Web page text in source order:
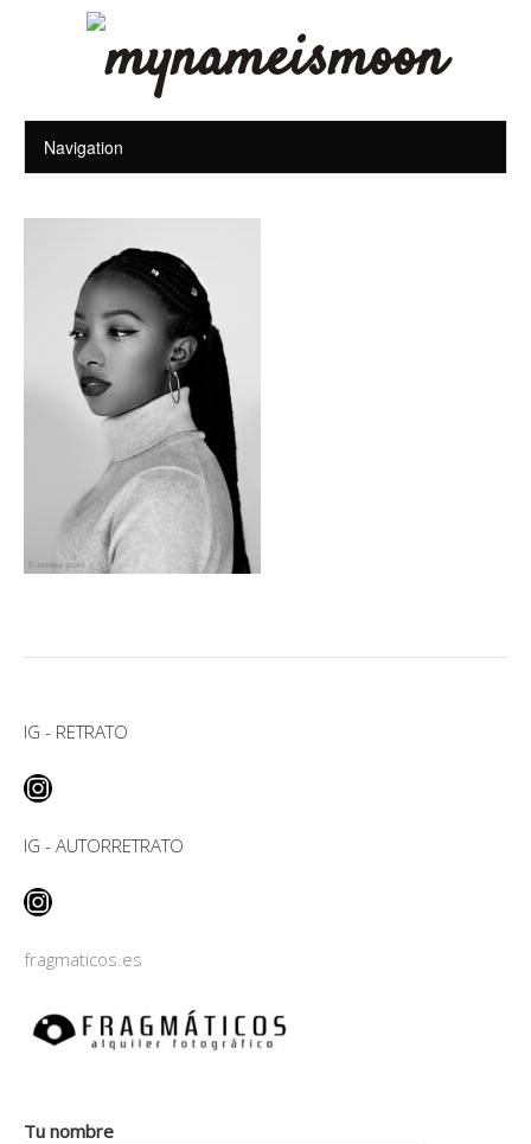
IG - RETRATO
Instagram
IG - AUTORRETRATO
Instagram
fragmaticos.es
Tu nombre